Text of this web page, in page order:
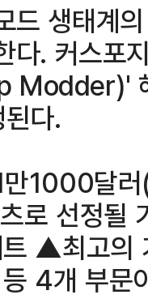
드 생태계
다. 커스포
Modder)'
다.
만1000달
로 선정될
▲최고의
4개 부문